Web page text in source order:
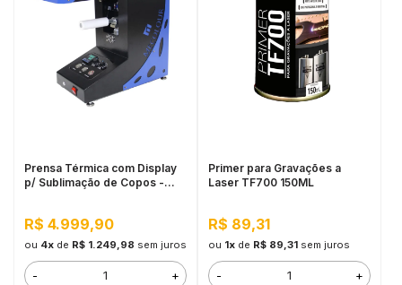
Prensa Térmica com Display
p/ Sublimação de Copos -
R$ 4.999,90
ou 4xde R$ 1.249,98 sem juros
- +
Primer para Gravações a
Laser TF700 150ML
R$ 89,31
ou 1xde R$ 89,31 sem juros
- +